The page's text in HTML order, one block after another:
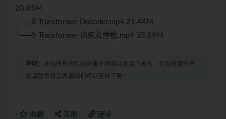
20.85M
├──8 Transformer Decoder.mp4 21.44M
└──9 Transformer 训练及性能.mp4 35.89M
声明： 本站所有资料均来源于网络以及用户发布，如对资源有争
议请联系微信客服我们可以安排下架！
收藏 海报 链接